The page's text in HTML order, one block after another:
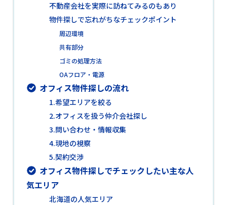
不動産会社を実際に訪ねてみるのもあり
物件探しで忘れがちなチェックポイント
周辺環境
共有部分
ゴミの処理方法
OAフロア・電源
オフィス物件探しの流れ
1.希望エリアを絞る
2.オフィスを扱う仲介会社探し
3.問い合わせ・情報収集
4.現地の視察
5.契約交渉
オフィス物件探しでチェックしたい主な人
気エリア
北海道の人気エリア